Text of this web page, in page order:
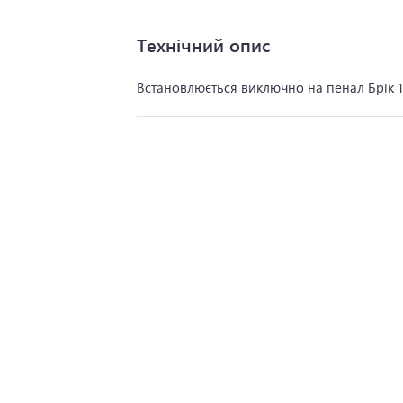
Технічний опис
Встановлюється виключно на пенал Брік